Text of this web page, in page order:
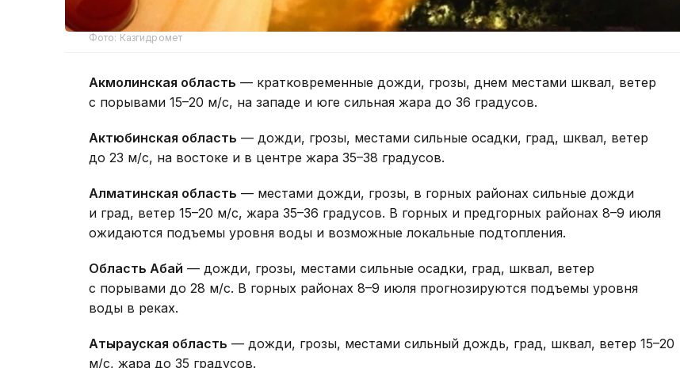
Фото: Казгидромет
Акмолинская область — кратковременные дожди, грозы, днем местами шквал, ветер
с порывами 15–20 м/с, на западе и юге сильная жара до 36 градусов.
Актюбинская область — дожди, грозы, местами сильные осадки, град, шквал, ветер
до 23 м/с, на востоке и в центре жара 35–38 градусов.
Алматинская область — местами дожди, грозы, в горных районах сильные дожди
и град, ветер 15–20 м/с, жара 35–36 градусов. В горных и предгорных районах 8–9 июля
ожидаются подъемы уровня воды и возможные локальные подтопления.
Область Абай — дожди, грозы, местами сильные осадки, град, шквал, ветер
с порывами до 28 м/с. В горных районах 8–9 июля прогнозируются подъемы уровня
воды в реках.
Атырауская область — дожди, грозы, местами сильный дождь, град, шквал, ветер 15–20
м/с, жара до 35 градусов.